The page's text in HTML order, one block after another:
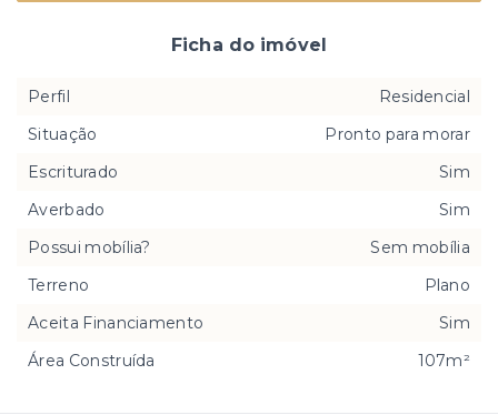
Ficha do imóvel
Perfil
Residencial
Situação
Pronto para morar
Escriturado
Sim
Averbado
Sim
Possui mobília?
Sem mobília
Terreno
Plano
Aceita Financiamento
Sim
Área Construída
107m²